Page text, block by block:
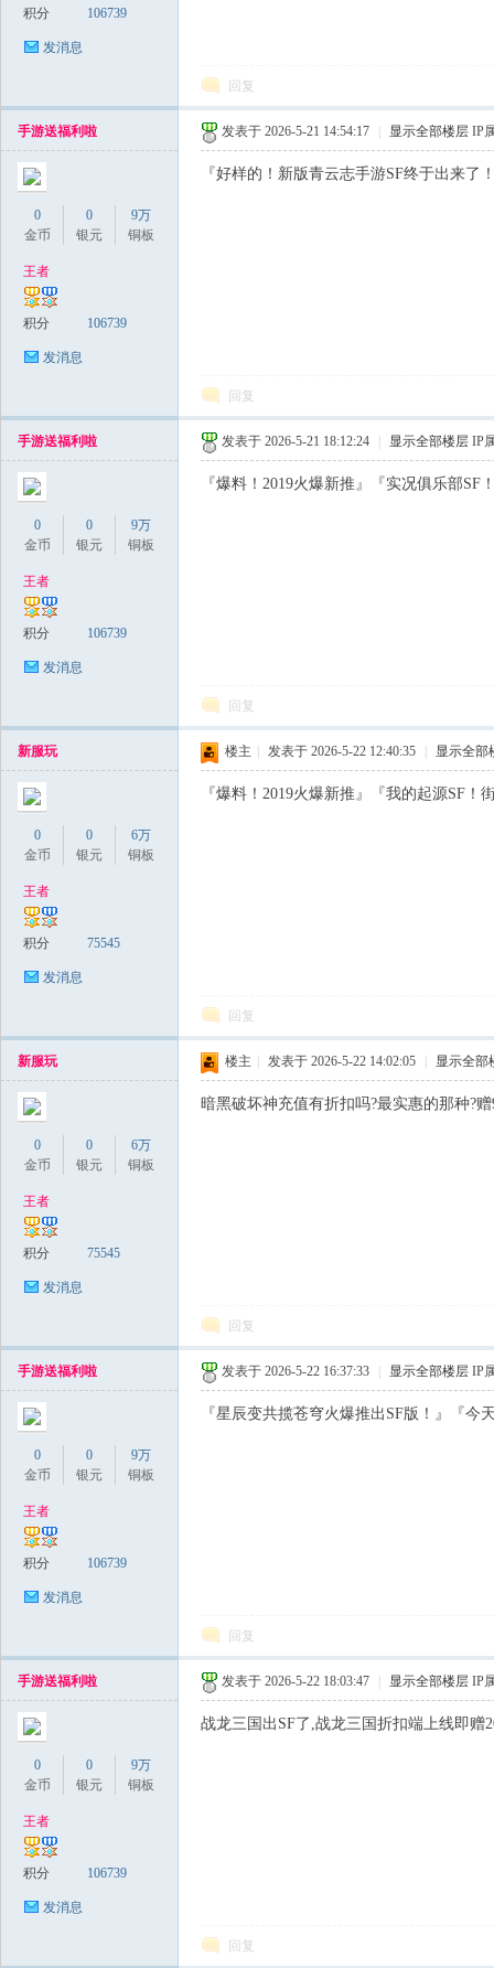
积分 106739
发消息
回复
手游送福利啦
0
金币
0
银元
9万
铜板
王者
积分 106739
发消息
发表于 2026-5-21 14:54:17 显示全部楼层 IP
『好样的！新版青云志手游SF终于出来了
回复
手游送福利啦
0
金币
0
银元
9万
铜板
王者
积分 106739
发消息
发表于 2026-5-21 18:12:24 显示全部楼层 IP
『爆料！2019火爆新推』『实况俱乐部
回复
新服玩
0
金币
0
银元
6万
铜板
王者
积分 75545
发消息
楼主 发表于 2026-5-22 12:40:35 显示全部
『爆料！2019火爆新推』『我的起源SF
回复
新服玩
0
金币
0
银元
6万
铜板
王者
积分 75545
发消息
楼主 发表于 2026-5-22 14:02:05 显示全部
暗黑破坏神充值有折扣吗?最实惠的那种?
回复
手游送福利啦
0
金币
0
银元
9万
铜板
王者
积分 106739
发消息
发表于 2026-5-22 16:37:33 显示全部楼层 IP
『星辰变共揽苍穹火爆推出SF版！』『今
回复
手游送福利啦
0
金币
0
银元
9万
铜板
王者
积分 106739
发消息
发表于 2026-5-22 18:03:47 显示全部楼层 IP
战龙三国出SF了,战龙三国折扣端上线即赠
回复